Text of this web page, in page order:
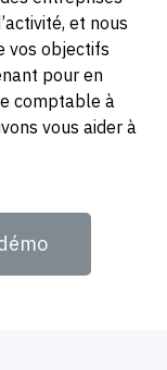
et nous
vos objectifs
pour en
comptable à
vous aider à